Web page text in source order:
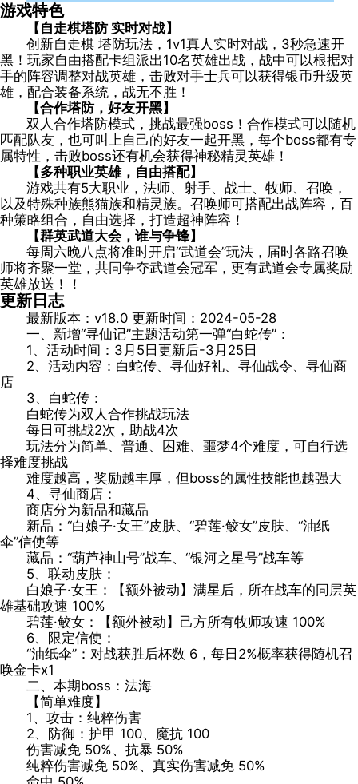
游戏特色
【自走棋塔防 实时对战】
创新自走棋 塔防玩法，1v1真人实时对战，3秒急速开
黑！玩家自由搭配卡组派出10名英雄出战，战中可以根据对
手的阵容调整对战英雄，击败对手士兵可以获得银币升级英
雄，配合装备系统，战无不胜！
【合作塔防，好友开黑】
双人合作塔防模式，挑战最强boss！合作模式可以随机
匹配队友，也可叫上自己的好友一起开黑，每个boss都有专
属特性，击败boss还有机会获得神秘精灵英雄！
【多种职业英雄，自由搭配】
游戏共有5大职业，法师、射手、战士、牧师、召唤，
以及特殊种族熊猫族和精灵族。召唤师可搭配出战阵容，百
种策略组合，自由选择，打造超神阵容！
【群英武道大会，谁与争锋】
每周六晚八点将准时开启“武道会”玩法，届时各路召唤
师将齐聚一堂，共同争夺武道会冠军，更有武道会专属奖励
英雄放送！！
更新日志
最新版本：v18.0 更新时间：2024-05-28
一、新增“寻仙记”主题活动第一弹“白蛇传”：
1、活动时间：3月5日更新后-3月25日
2、活动内容：白蛇传、寻仙好礼、寻仙战令、寻仙商
店
3、白蛇传：
白蛇传为双人合作挑战玩法
每日可挑战2次，助战4次
玩法分为简单、普通、困难、噩梦4个难度，可自行选
择难度挑战
难度越高，奖励越丰厚，但boss的属性技能也越强大
4、寻仙商店：
商店分为新品和藏品
新品：“白娘子·女王”皮肤、“碧莲·鲛女”皮肤、“油纸
伞”信使等
藏品：“葫芦神山号”战车、“银河之星号”战车等
5、联动皮肤：
白娘子·女王：【额外被动】满星后，所在战车的同层英
雄基础攻速 100%
碧莲·鲛女：【额外被动】己方所有牧师攻速 100%
6、限定信使：
“油纸伞”：对战获胜后杯数 6，每日2%概率获得随机召
唤金卡x1
二、本期boss：法海
【简单难度】
1、攻击：纯粹伤害
2、防御：护甲 100、魔抗 100
伤害减免 50%、抗暴 50%
纯粹伤害减免 50%、真实伤害减免 50%